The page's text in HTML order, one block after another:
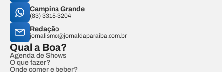
Campina Grande
(83) 3315-3204
Redação
jornalismo@jornaldaparaiba.com.br
Qual a Boa?
Agenda de Shows
O que fazer?
Onde comer e beber?